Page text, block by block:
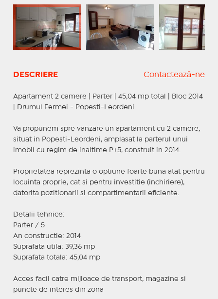
DESCRIERE Contactează-ne
Apartament 2 camere | Parter | 45,04 mp total | Bloc 2014
| Drumul Fermei - Popesti-Leordeni
Va propunem spre vanzare un apartament cu 2 camere,
situat in Popesti-Leordeni, amplasat la parterul unui
imobil cu regim de inaltime P+5, construit in 2014.
Proprietatea reprezinta o optiune foarte buna atat pentru
locuinta proprie, cat si pentru investitie (inchiriere),
datorita pozitionarii si compartimentarii eficiente.
Detalii tehnice:
Parter / 5
An constructie: 2014
Suprafata utila: 39,36 mp
Suprafata totala: 45,04 mp
Acces facil catre mijloace de transport, magazine si
puncte de interes din zona